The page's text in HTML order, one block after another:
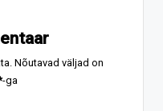
Nõutavad väljad on
-ga